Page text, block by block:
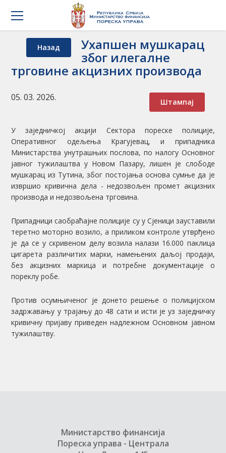
Назад Ухапшен мушкарац
због илегалне
трговине акцизних производа
Штампај
05. 03. 2026.
У заједничкој акцији Сектора пореске полиције,
Оперативног одељења Крагујевац, и припадника
Министарства унутрашњих послова, по налогу Основног
јавног тужилаштва у Новом Пазару, лишен је слободе
мушкарац из Тутина, због постојања основа сумње да је
извршио кривична дела - недозвољен промет акцизних
производа и недозвољена трговина.
Припадници саобраћајне полиције су у Сјеници зауставили
теретно моторно возило, а приликом контроле утврђено
је да се у скривеном делу возила налази 16.000 паклица
цигарета различитих марки, намењених даљој продаји,
без акцизних маркица и потребне документације о
пореклу робе.
Против осумњиченог је донето решење о полицијском
задржавању у трајању до 48 сати и исти је уз заједничку
кривичну пријаву приведен надлежном Основном јавном
тужилаштву.
Министарство финансија
Пореска управа - Централа